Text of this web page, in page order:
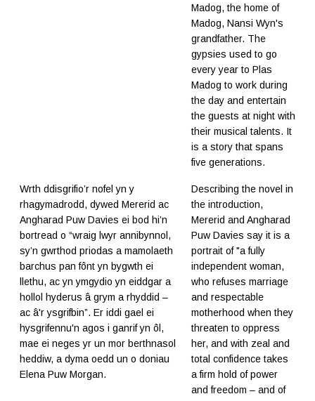
Madog, the home of
Madog, Nansi Wyn's
grandfather. The
gypsies used to go
every year to Plas
Madog to work during
the day and entertain
the guests at night with
their musical talents. It
is a story that spans
five generations.
Wrth ddisgrifio’r nofel yn y
rhagymadrodd, dywed Mererid ac
Angharad Puw Davies ei bod hi’n
bortread o “wraig lwyr annibynnol,
sy’n gwrthod priodas a mamolaeth
barchus pan fônt yn bygwth ei
llethu, ac yn ymgydio yn eiddgar a
hollol hyderus â grym a rhyddid –
ac â'r ysgrifbin”. Er iddi gael ei
hysgrifennu'n agos i ganrif yn ôl,
mae ei neges yr un mor berthnasol
heddiw, a dyma oedd un o doniau
Elena Puw Morgan.
Describing the novel in
the introduction,
Mererid and Angharad
Puw Davies say it is a
portrait of "a fully
independent woman,
who refuses marriage
and respectable
motherhood when they
threaten to oppress
her, and with zeal and
total confidence takes
a firm hold of power
and freedom – and of